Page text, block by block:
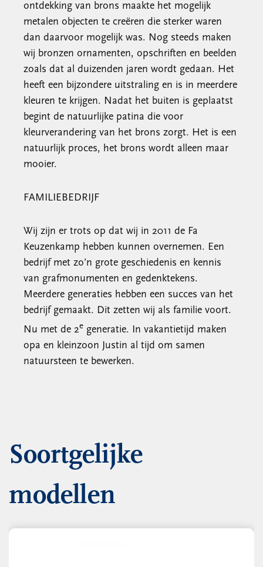
ontdekking van brons maakte het mogelijk
metalen objecten te creëren die sterker waren
dan daarvoor mogelijk was. Nog steeds maken
wij bronzen ornamenten, opschriften en beelden
zoals dat al duizenden jaren wordt gedaan. Het
heeft een bijzondere uitstraling en is in meerdere
kleuren te krijgen. Nadat het buiten is geplaatst
begint de natuurlijke patina die voor
kleurverandering van het brons zorgt. Het is een
natuurlijk proces, het brons wordt alleen maar
mooier.
FAMILIEBEDRIJF
Wij zijn er trots op dat wij in 2011 de Fa
Keuzenkamp hebben kunnen overnemen. Een
bedrijf met zo’n grote geschiedenis en kennis
van grafmonumenten en gedenktekens.
Meerdere generaties hebben een succes van het
bedrijf gemaakt. Dit zetten wij als familie voort.
Nu met de 2e generatie. In vakantietijd maken
opa en kleinzoon Justin al tijd om samen
natuursteen te bewerken.
Soortgelijke
modellen